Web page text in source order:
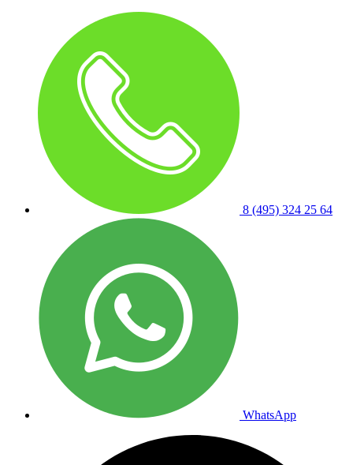
8 (495) 324 25 64
WhatsApp